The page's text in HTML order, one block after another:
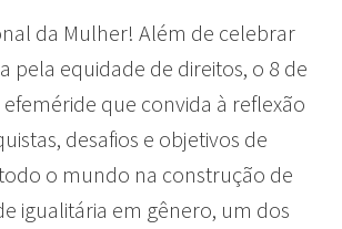
da Mulher! Além de celebrar
pela equidade de direitos, o 8 de
que convida à reflexão
desafios e objetivos de
o mundo na construção de
igualitária em gênero, um dos